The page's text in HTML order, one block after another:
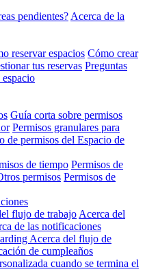
pendientes? Acerca de la
reservar espacios Cómo crear
tus reservas Preguntas
Guía corta sobre permisos
Permisos granulares para
de permisos del Espacio de
de tiempo Permisos de
permisos Permisos de
flujo de trabajo Acerca del
de las notificaciones
Acerca del flujo de
de cumpleaños
cuando se termina el